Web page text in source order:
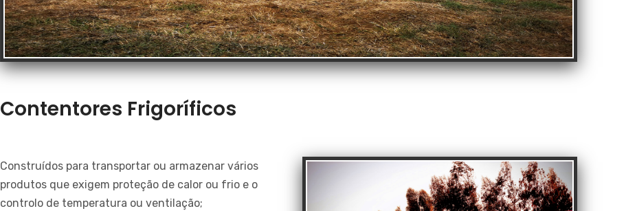
Contentores Frigoríficos
Construídos para transportar ou armazenar vários
produtos que exigem proteção de calor ou frio e o
controlo de temperatura ou ventilação;